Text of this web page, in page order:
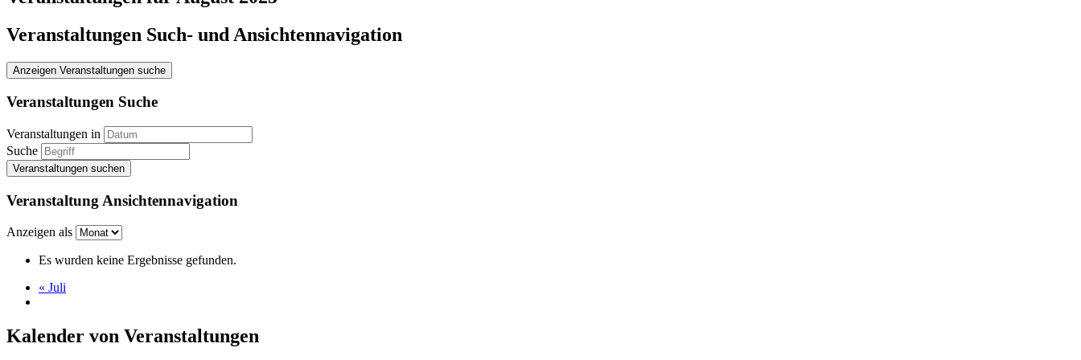
Veranstaltungen Such- und Ansichtennavigation
Anzeigen Veranstaltungen suche
Veranstaltungen Suche
Veranstaltungen in
Suche
Veranstaltung Ansichtennavigation
Anzeigen als
Es wurden keine Ergebnisse gefunden.
« Juli
Kalender von Veranstaltungen